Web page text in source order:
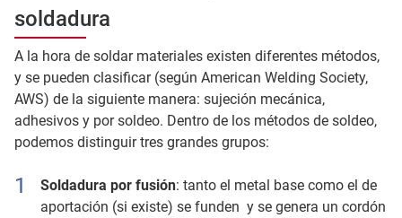
soldadura
A la hora de soldar materiales existen diferentes métodos,
y se pueden clasificar (según American Welding Society,
AWS) de la siguiente manera: sujeción mecánica,
adhesivos y por soldeo. Dentro de los métodos de soldeo,
podemos distinguir tres grandes grupos:
Soldadura por fusión: tanto el metal base como el de
aportación (si existe) se funden y se genera un cordón